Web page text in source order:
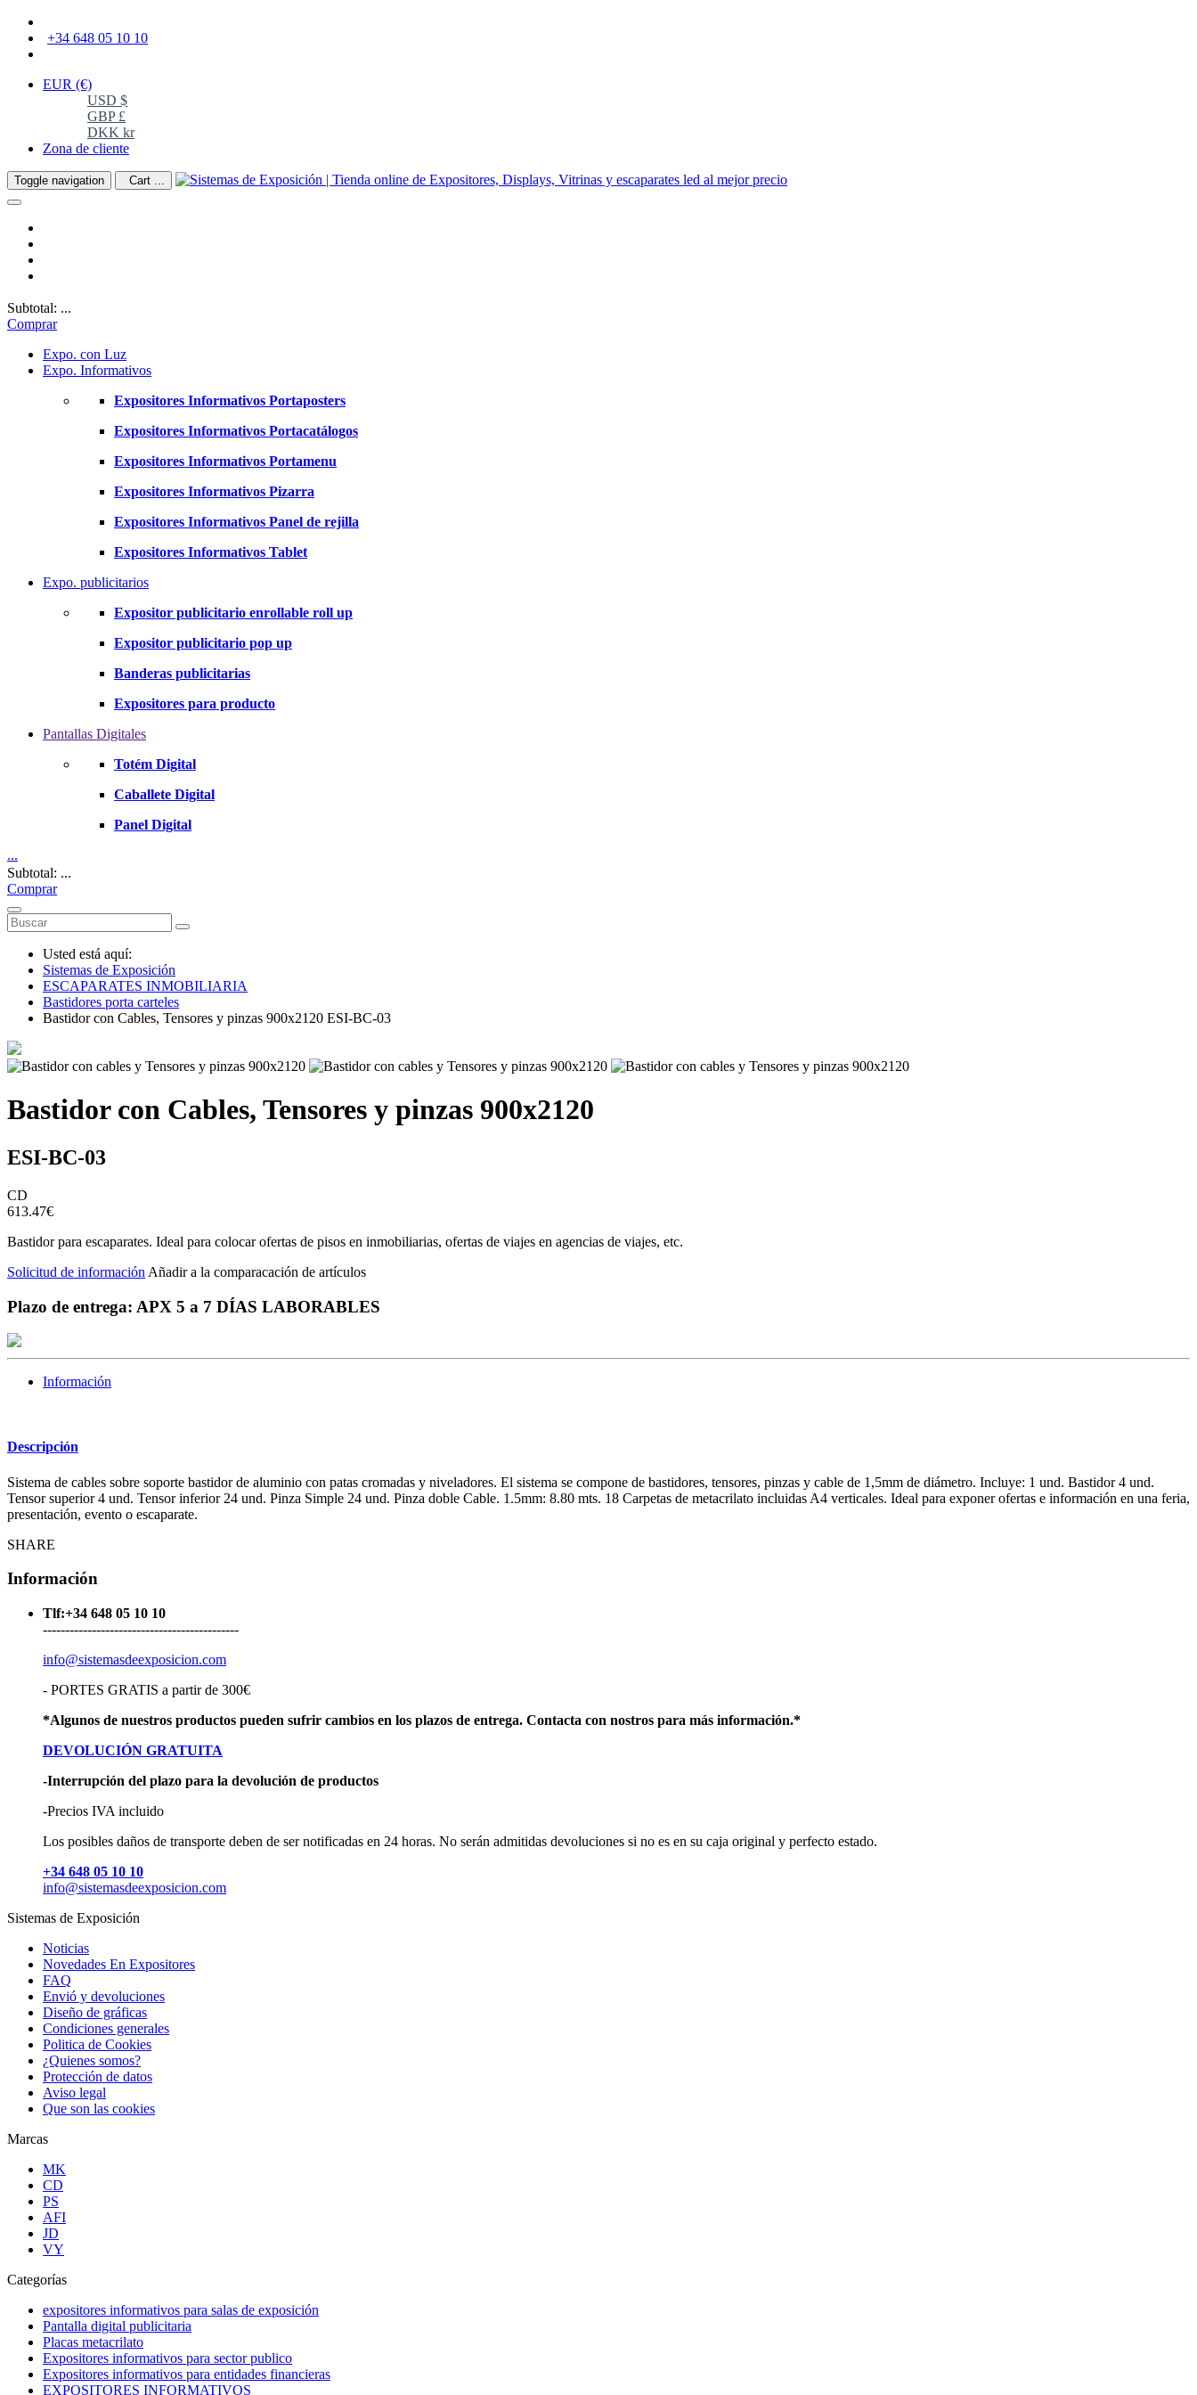
+34 648 05 10 10
EUR (€)
USD $
GBP £
DKK kr
Zona de cliente
Toggle navigation Cart ...
Subtotal: ...
Comprar
Expo. con Luz
Expo. Informativos
Expositores Informativos Portaposters
Expositores Informativos Portacatálogos
Expositores Informativos Portamenu
Expositores Informativos Pizarra
Expositores Informativos Panel de rejilla
Expositores Informativos Tablet
Expo. publicitarios
Expositor publicitario enrollable roll up
Expositor publicitario pop up
Banderas publicitarias
Expositores para producto
Pantallas Digitales
Totém Digital
Caballete Digital
Panel Digital
...
Subtotal: ...
Comprar
Usted está aquí:
Sistemas de Exposición
ESCAPARATES INMOBILIARIA
Bastidores porta carteles
Bastidor con Cables, Tensores y pinzas 900x2120 ESI-BC-03
Bastidor con Cables, Tensores y pinzas 900x2120
ESI-BC-03
CD
613.47€
Bastidor para escaparates. Ideal para colocar ofertas de pisos en inmobiliarias, ofertas de viajes en agencias de viajes, etc.
Solicitud de información Añadir a la comparacación de artículos
Plazo de entrega: APX 5 a 7 DÍAS LABORABLES
Información
Descripción
Sistema de cables sobre soporte bastidor de aluminio con patas cromadas y niveladores. El sistema se compone de bastidores, tensores, pinzas y cable de 1,5mm de diámetro. Incluye: 1 und. Bastidor 4 und.
Tensor superior 4 und. Tensor inferior 24 und. Pinza Simple 24 und. Pinza doble Cable. 1.5mm: 8.80 mts. 18 Carpetas de metacrilato incluidas A4 verticales. Ideal para exponer ofertas e información en una feria,
presentación, evento o escaparate.
SHARE
Información
Tlf:+34 648 05 10 10
--------------------------------------------
info@sistemasdeexposicion.com
- PORTES GRATIS a partir de 300€
*Algunos de nuestros productos pueden sufrir cambios en los plazos de entrega. Contacta con nostros para más información.*
DEVOLUCIÓN GRATUITA
-Interrupción del plazo para la devolución de productos
-Precios IVA incluido
Los posibles daños de transporte deben de ser notificadas en 24 horas. No serán admitidas devoluciones si no es en su caja original y perfecto estado.
+34 648 05 10 10
info@sistemasdeexposicion.com
Sistemas de Exposición
Noticias
Novedades En Expositores
FAQ
Envió y devoluciones
Diseño de gráficas
Condiciones generales
Politica de Cookies
¿Quienes somos?
Protección de datos
Aviso legal
Que son las cookies
Marcas
MK
CD
PS
AFI
JD
VY
Categorías
expositores informativos para salas de exposición
Pantalla digital publicitaria
Placas metacrilato
Expositores informativos para sector publico
Expositores informativos para entidades financieras
EXPOSITORES INFORMATIVOS